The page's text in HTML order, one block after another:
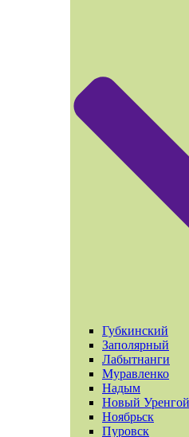
Губкинский
Заполярный
Лабытнанги
Муравленко
Надым
Новый Уренгой
Ноябрьск
Пуровск